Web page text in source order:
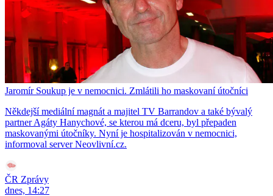
Jaromír Soukup je v nemocnici. Zmlátili ho maskovaní útočníci
Někdejší mediální magnát a majitel TV Barrandov a také bývalý
partner Agáty Hanychové, se kterou má dceru, byl přepaden
maskovanými útočníky. Nyní je hospitalizován v nemocnici,
informoval server Neovlivní.cz.
ČR Zprávy
dnes, 14:27